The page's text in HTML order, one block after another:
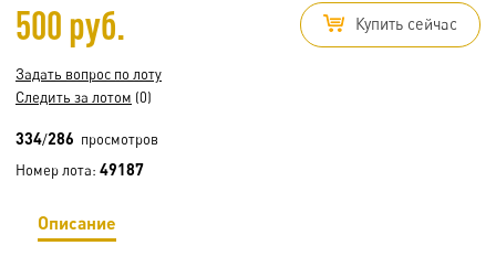
500 руб. Купить сейчас
Задать вопрос по лоту
Следить за лотом (0)
334/286 просмотров
Номер лота: 49187
Описание